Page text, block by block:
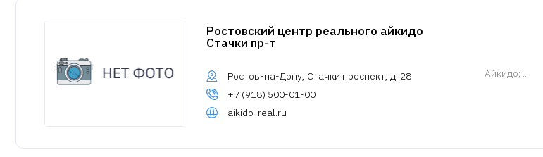
Ростовский центр реального айкидо
Стачки пр-т
Ростов-на-Дону, Стачки проспект, д. 28
+7 (918) 500-01-00
aikido-real.ru
Айкидо; ...